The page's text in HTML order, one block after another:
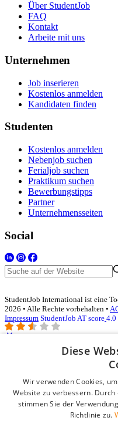
Über StudentJob
FAQ
Kontakt
Arbeite mit uns
Unternehmen
Job inserieren
Kostenlos anmelden
Kandidaten finden
Studenten
Kostenlos anmelden
Nebenjob suchen
Ferialjob suchen
Praktikum suchen
Bewerbungstipps
Partner
Unternehmensseiten
Social
StudentJob International ist eine
2026 • Alle Rechte vorbehalten •
Impressum StudentJob AT score 4.0
Login für
E-Mail*
Passwort
Diese
Wir verwenden Cookies,
Website zu verbessern.
stimmen Sie der
Richtlinie zu.